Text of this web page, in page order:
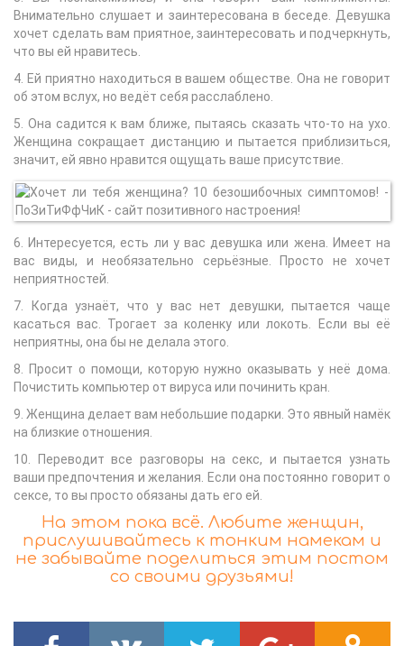
Внимательно слушает и заинтересована в беседе. Девушка
хочет сделать вам приятное, заинтересовать и подчеркнуть,
что вы ей нравитесь.
4. Ей приятно находиться в вашем обществе. Она не говорит
об этом вслух, но ведёт себя расслаблено.
5. Она садится к вам ближе, пытаясь сказать что-то на ухо.
Женщина сокращает дистанцию и пытается приблизиться,
значит, ей явно нравится ощущать ваше присутствие.
6. Интересуется, есть ли у вас девушка или жена. Имеет на
вас виды, и необязательно серьёзные. Просто не хочет
неприятностей.
7. Когда узнаёт, что у вас нет девушки, пытается чаще
касаться вас. Трогает за коленку или локоть. Если вы её
неприятны, она бы не делала этого.
8. Просит о помощи, которую нужно оказывать у неё дома.
Почистить компьютер от вируса или починить кран.
9. Женщина делает вам небольшие подарки. Это явный намёк
на близкие отношения.
10. Переводит все разговоры на секс, и пытается узнать
ваши предпочтения и желания. Если она постоянно говорит о
сексе, то вы просто обязаны дать его ей.
На этом пока всё. Любите женщин,
прислушивайтесь к тонким намекам и
не забывайте поделиться этим постом
со своими друзьями!